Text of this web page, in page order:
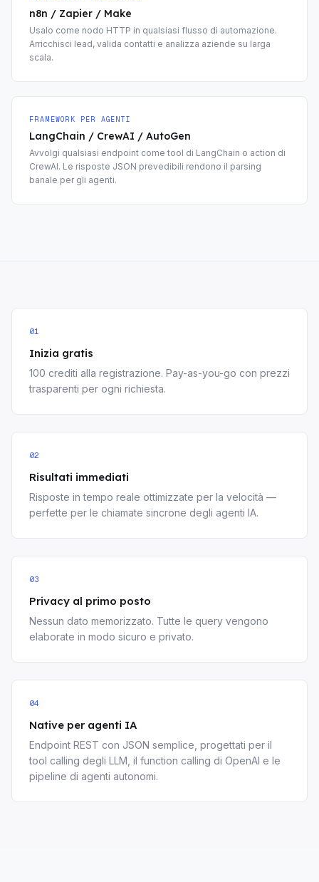
n8n / Zapier / Make
Usalo come nodo HTTP in qualsiasi flusso di automazione.
Arricchisci lead, valida contatti e analizza aziende su larga
scala.
FRAMEWORK PER AGENTI
LangChain / CrewAI / AutoGen
Avvolgi qualsiasi endpoint come tool di LangChain o action di
CrewAI. Le risposte JSON prevedibili rendono il parsing
banale per gli agenti.
01
Inizia gratis
100 crediti alla registrazione. Pay-as-you-go con prezzi
trasparenti per ogni richiesta.
02
Risultati immediati
Risposte in tempo reale ottimizzate per la velocità —
perfette per le chiamate sincrone degli agenti IA.
03
Privacy al primo posto
Nessun dato memorizzato. Tutte le query vengono
elaborate in modo sicuro e privato.
04
Native per agenti IA
Endpoint REST con JSON semplice, progettati per il
tool calling degli LLM, il function calling di OpenAI e le
pipeline di agenti autonomi.